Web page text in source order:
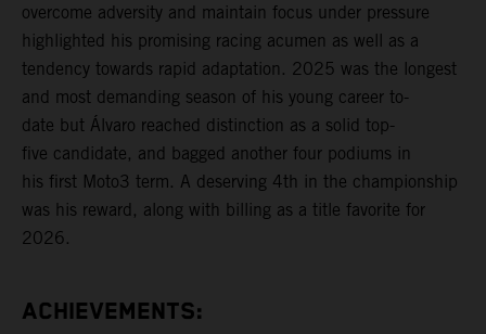
overcome adversity and maintain focus under pressure
highlighted his promising racing acumen as well as a
tendency towards rapid adaptation. 2025 was the longest
and most demanding season of his young career to-
date but Álvaro reached distinction as a solid top-
five candidate, and bagged another four podiums in
his first Moto3 term. A deserving 4th in the championship
was his reward, along with billing as a title favorite for
2026.
ACHIEVEMENTS: